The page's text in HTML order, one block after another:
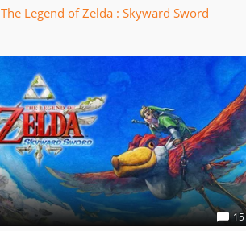
The Legend of Zelda : Skyward Sword
15